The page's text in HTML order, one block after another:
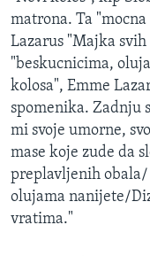
matrona. Ta
Lazarus "Majka
"beskucnicima,
kolosa", Emme
spomenika. Zadnju
mi svoje umorne,
mase koje zude da
preplavljenih obala/
olujama nanijete/
vratima."